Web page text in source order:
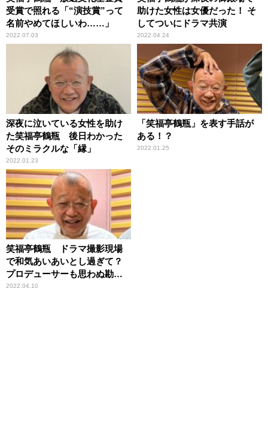
受賞で照れる「“演技賞”って
名前やめてほしいわ……」
2022.07.03
助けた女性は女優だった！ そ
してついにドラマ共演
2022.04.24
深夜に泣いている女性を助け
た笑福亭鶴瓶 後日わかった
そのミラクルな「縁」
2022.01.23
「笑福亭鶴瓶」を表す手話が
ある！？
2022.01.25
笑福亭鶴瓶 ドラマ撮影現場
で和気あいあいとし過ぎて？
プロデューサーも思わぬ勘違
い
2022.04.10